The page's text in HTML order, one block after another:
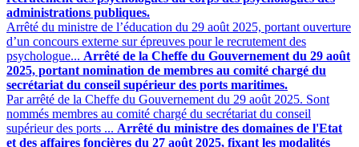
administrations publiques.
Arrêté du ministre de l’éducation du 29 août 2025, portant ouverture
d’un concours externe sur épreuves pour le recrutement des
psychologue... Arrêté de la Cheffe du Gouvernement du 29 août
2025, portant nomination de membres au comité chargé du
secrétariat du conseil supérieur des ports maritimes.
Par arrêté de la Cheffe du Gouvernement du 29 août 2025. Sont
nommés membres au comité chargé du secrétariat du conseil
supérieur des ports ... Arrêté du ministre des domaines de l'Etat
et des affaires foncières du 27 août 2025, fixant les modalités